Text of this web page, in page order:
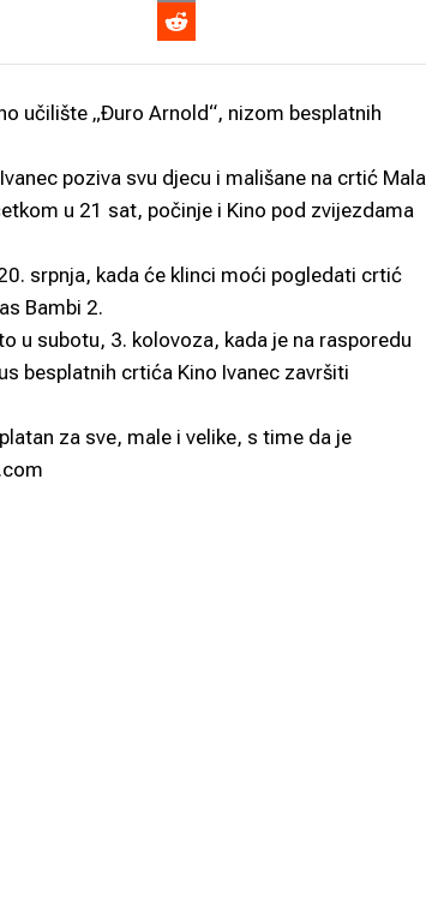
učilište „Đuro Arnold“, nizom besplatnih
poziva svu djecu i mališane na crtić Mala
u 21 sat, počinje i Kino pod zvijezdama
srpnja, kada će klinci moći pogledati crtić
Bambi 2.
u subotu, 3. kolovoza, kada je na rasporedu
besplatnih crtića Kino Ivanec završiti
za sve, male i velike, s time da je